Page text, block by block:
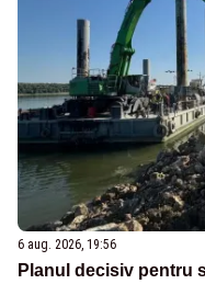
6 aug. 2026, 19:56
Planul decisiv pentru